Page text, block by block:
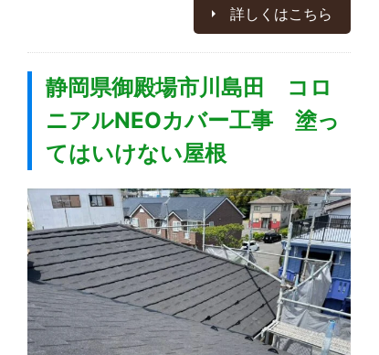
詳しくはこちら
静岡県御殿場市川島田 コロ
ニアルNEOカバー工事 塗っ
てはいけない屋根